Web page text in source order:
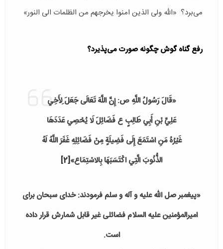
می‌برد؟ «الله ولی الذین امنوا یخرجهم من الظلمات الی النور»
رفع گناه گوش چگونه صورت می‌پذیرد؟
«قَالَ رَسُولُ اللَّهِ ص‏: إِنَّ اللَّهَ تَعَالَى جَعَلَ لِأَخِي
عَلِيِّ بْنِ أَبِي طَالِبٍ ع فَضَائِلَ لَا يُحْصِي عَدَدَهَا
غَيْرُهُ مَنِ‏ اسْتَمَعَ‏ إِلَى فَضِيلَةٍ مِنْ فَضَائِلِهِ غَفَرَ اللَّهُ لَهُ
الذُّنُوبَ الَّتِي اكْتَسَبَهَا بِالاسْتِمَاع»‏[2]
«پیغمبر صل الله علیه و آله و سلم فرمودند: خدای سبحان برای
امیرالمؤمنین علیه السلام فضائلی غیر قابل شمارش قرار داده
است.